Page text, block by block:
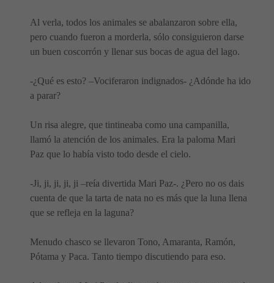
Al verla, todos los animales se abalanzaron sobre ella,
pero cuando fueron a morderla, sólo consiguieron darse
un buen coscorrón y llenar sus bocas de agua del lago.
-¿Qué es esto? –Vociferaron indignados- ¿Adónde ha ido
a parar?
Un risa alegre, que tintineaba como una campanilla,
llamó la atención de los animales. Era la paloma Mari
Paz que lo había visto todo desde el cielo.
-Ji, ji, ji, ji, ji –reía divertida Mari Paz-. ¿Pero no os dais
cuenta de que la tarta de nata no es más que la luna llena
que se refleja en la laguna?
Menudo chasco se llevaron Tono, Amaranta, Ramón,
Pótama y Paca. Tanto tiempo discutiendo para eso.